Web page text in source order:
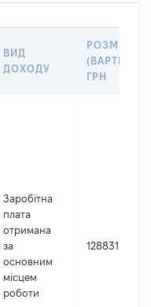
ВИД
ДОХОДУ
РОЗМІР
(ВАРТІСТЬ),
ГРН
Заробітна
плата
отримана
за
основним
місцем
роботи
128831